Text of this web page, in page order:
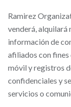
Ramirez
venderá, alquilará
información de
afiliados con
móvil y registros
confidenciales y
servicios o